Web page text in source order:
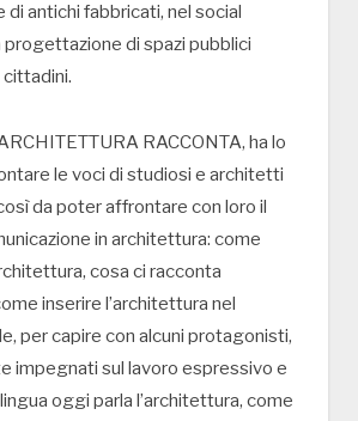
antichi fabbricati, nel social
progettazione di spazi pubblici
RACCONTA, ha lo
le voci di studiosi e architetti
da poter affrontare con loro il
in architettura: come
cosa ci racconta
inserire l’architettura nel
per capire con alcuni protagonisti,
impegnati sul lavoro espressivo e
oggi parla l’architettura, come